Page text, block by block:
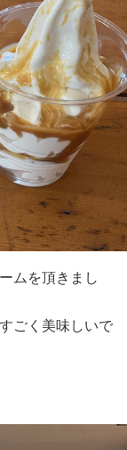
ムを頂きまし
ごく美味しいで